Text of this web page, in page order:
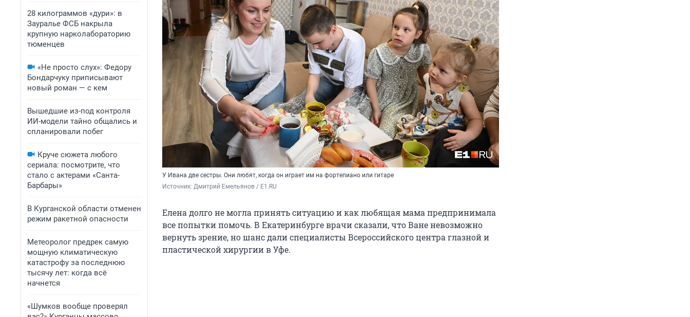
28 килограммов «дури»: в
Зауралье ФСБ накрыла
крупную нарколабораторию
тюменцев
«Не просто слух»: Федору
Бондарчуку приписывают
новый роман — с кем
Вышедшие из-под контроля
ИИ-модели тайно общались и
спланировали побег
Круче сюжета любого
сериала: посмотрите, что
стало с актерами «Санта-
Барбары»
В Курганской области отменен
режим ракетной опасности
Метеоролог предрек самую
мощную климатическую
катастрофу за последнюю
тысячу лет: когда всё
начнется
«Шумков вообще проверял
У Ивана две сестры. Они любят, когда он играет им на фортепиано или гитаре
Источник: Дмитрий Емельянов / E1.RU
Елена долго не могла принять ситуацию и как любящая мама предпринимала
все попытки помочь. В Екатеринбурге врачи сказали, что Ване невозможно
вернуть зрение, но шанс дали специалисты Всероссийского центра глазной и
пластической хирургии в Уфе.